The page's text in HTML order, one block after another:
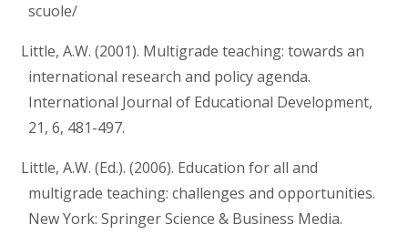
scuole/
Little, A.W. (2001). Multigrade teaching: towards an
international research and policy agenda.
International Journal of Educational Development,
21, 6, 481-497.
Little, A.W. (Ed.). (2006). Education for all and
multigrade teaching: challenges and opportunities.
New York: Springer Science & Business Media.